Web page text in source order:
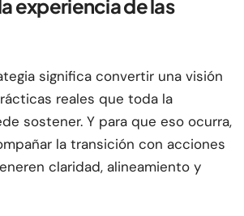
experiencia de las
significa convertir una visión
reales que toda la
sostener. Y para que eso ocurra,
la transición con acciones
claridad, alineamiento y